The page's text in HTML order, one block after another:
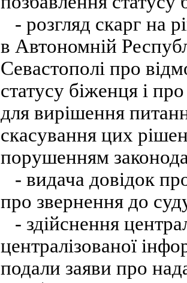
- розгляд скарг на
в Автономній
Севастополі про
статусу біженця і
для вирішення
скасування цих
порушенням
- видача довідок
про звернення до
- здійснення
централізованої
подали заяви про